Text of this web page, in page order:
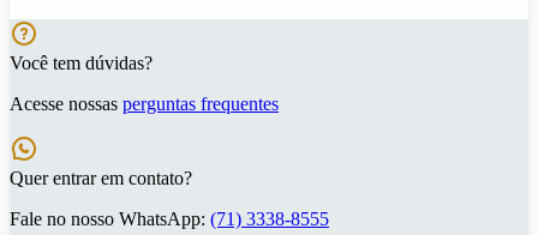
Você tem dúvidas?
Acesse nossas perguntas frequentes
Quer entrar em contato?
Fale no nosso WhatsApp: (71) 3338-8555